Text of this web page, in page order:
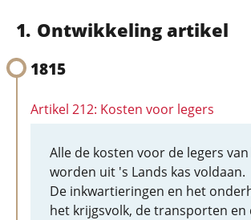
Ontwikkeling artikel
1815
Artikel 212: Kosten voor legers
Alle de kosten voor de legers
worden uit 's Lands kas voldaan.
De inkwartieringen en het
het krijgsvolk, de transporten en